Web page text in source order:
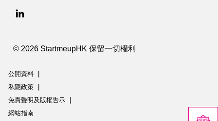
© 2026 StartmeupHK 保留一切權利
公開資料
私隱政策
免責聲明及版權告示
網站指南